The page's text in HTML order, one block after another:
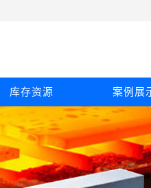
库存资源 案例展